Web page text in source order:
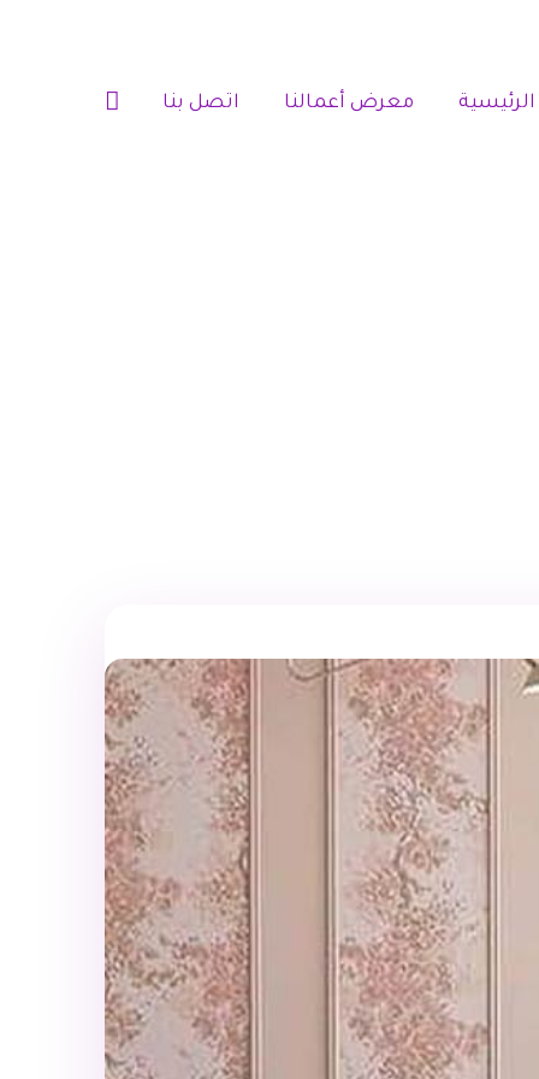
الرئيسية‎ معرض أعمالنا‎‎ اتصل بنا‎‎